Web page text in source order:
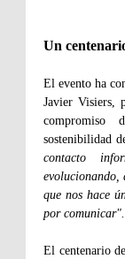
Un
El evento ha
Javier Visiers,
sostenibilidad
contacto
evolucionando,
que nos hace
por comunicar".
El centenario